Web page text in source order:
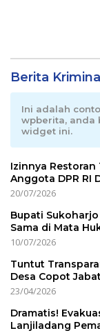
Berita Kriminal
Ini adalah
wpberita, anda
widget ini.
Izinnya Restoran
Anggota DPR RI
20/07/2026
Bupati Sukoharjo
Sama di Mata
10/07/2026
Tuntut
Desa Copot
23/04/2026
Dramatis!
Lanjiladang